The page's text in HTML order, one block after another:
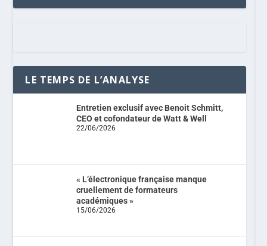
LE TEMPS DE L’ANALYSE
Entretien exclusif avec Benoit Schmitt,
CEO et cofondateur de Watt & Well
22/06/2026
« L’électronique française manque
cruellement de formateurs
académiques »
15/06/2026